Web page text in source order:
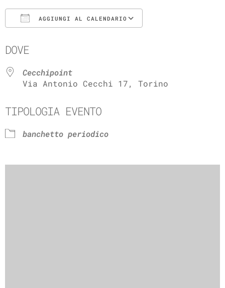
AGGIUNGI AL CALENDARIO
DOVE
Cecchipoint
Via Antonio Cecchi 17, Torino
TIPOLOGIA EVENTO
banchetto periodico